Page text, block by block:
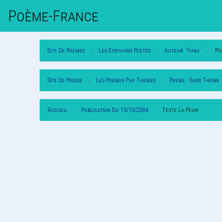
Poème-FrAnce
Site De Poemes Les Ecrivains Poetes Auteur `Yuna`
Site De Poesie Les Poemes Par Themes Poeme - Sans Theme -
Accueil Publication Du 15/10/2004 Texte La Peur